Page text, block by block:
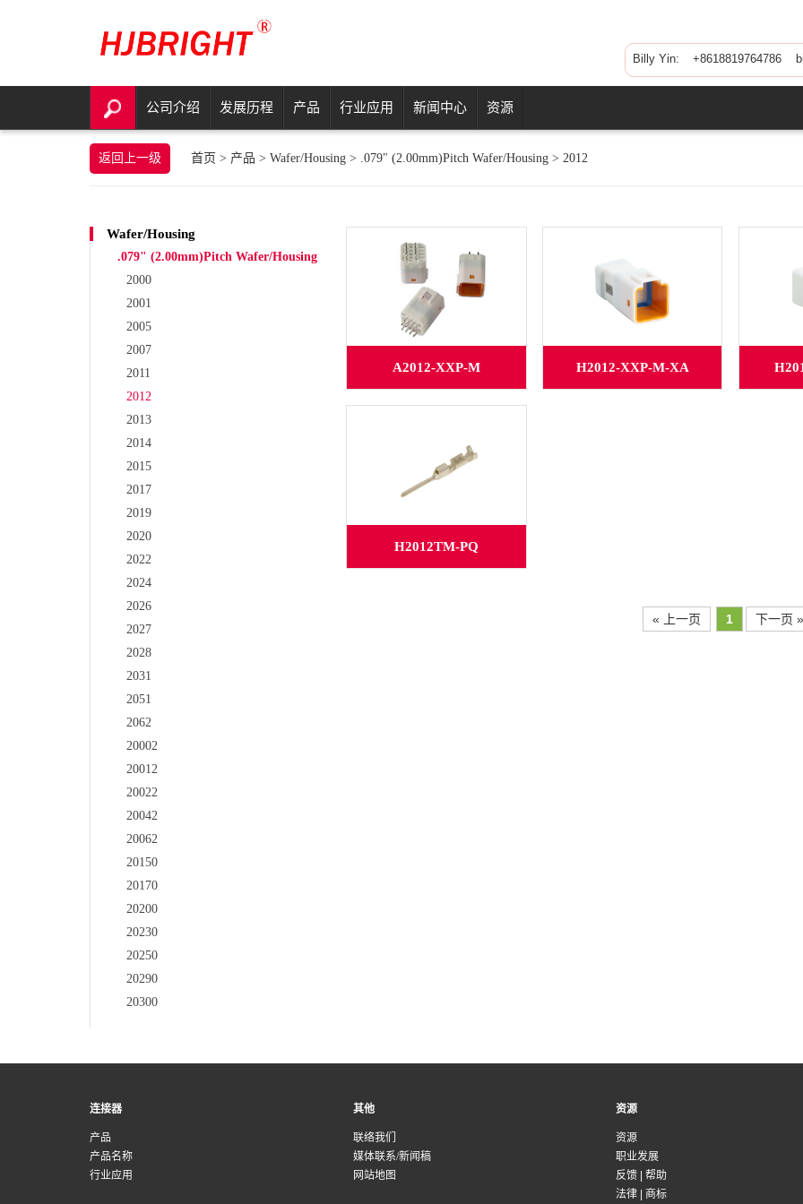
Billy Yin: +8618819764786
公司介绍 发展历程 产品 行业应用 新闻中心 资源
返回上一级 首页 > 产品 > Wafer/Housing > .079" (2.00mm)Pitch Wafer/Housing > 2012
Wafer/Housing
.079" (2.00mm)Pitch Wafer/Housing
2000
2001
2005
2007
2011
2012
2013
2014
2015
2017
2019
2020
2022
2024
2026
2027
2028
2031
2051
2062
20002
20012
20022
20042
20062
20150
20170
20200
20230
20250
20290
20300
A2012-XXP-M H2012-XXP-M-XA
H2012TM-PQ
« 上一页 1 下一页 »
连接器
产品
产品名称
行业应用
其他
联络我们
媒体联系/新闻稿
网站地图
资源
资源
职业发展
反馈
帮助
法律
商标